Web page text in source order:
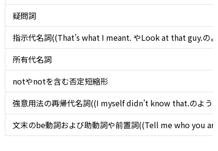
疑問詞
指示代名詞((That’s what I meant. やLook at that guy.の
所有代名詞
notやnotを含む否定短縮形
強意用法の再帰代名詞((I myself didn’t know that.のよう
文末のbe動詞および助動詞や前置詞((Tell me who you